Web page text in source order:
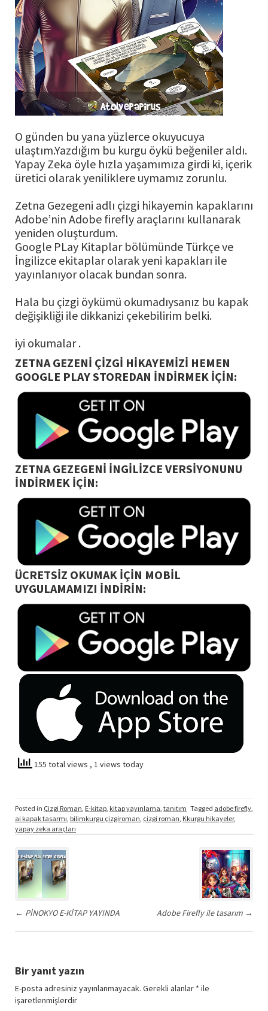
O günden bu yana yüzlerce okuyucuya
ulaştım.Yazdığım bu kurgu öykü beğeniler aldı.
Yapay Zeka öyle hızla yaşamımıza girdi ki, içerik
üretici olarak yeniliklere uymamız zorunlu.
Zetna Gezegeni adlı çizgi hikayemin kapaklarını
Adobe’nin Adobe firefly araçlarını kullanarak
yeniden oluşturdum.
Google PLay Kitaplar bölümünde Türkçe ve
İngilizce ekitaplar olarak yeni kapakları ile
yayınlanıyor olacak bundan sonra.
Hala bu çizgi öykümü okumadıysanız bu kapak
değişikliği ile dikkanizi çekebilirim belki.
iyi okumalar .
ZETNA GEZENİ ÇİZGİ HİKAYEMİZİ HEMEN
GOOGLE PLAY STOREDAN İNDİRMEK İÇİN:
ZETNA GEZEGENİ İNGİLİZCE VERSİYONUNU
İNDİRMEK İÇİN:
ÜCRETSİZ OKUMAK İÇİN MOBİL
UYGULAMAMIZI İNDİRİN:
155 total views , 1 views today
Posted in Çizgi Roman, E-kitap, kitap yayınlama, tanıtım Tagged adobe firefly,
ai kapak tasarmı, bilimkurgu çizgiroman, çizgi roman, Kkurgu hikayeler,
yapay zeka araçları
navigation
← PİNOKYO E-KİTAP YAYINDA Adobe Firefly ile tasarım →
Bir yanıt yazın
E-posta adresiniz yayınlanmayacak. Gerekli alanlar * ile
işaretlenmişlerdir